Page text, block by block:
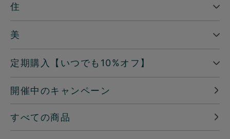
住
美
定期購入【いつでも10%オフ】
開催中のキャンペーン
すべての商品